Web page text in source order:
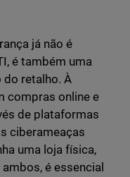
já não é
é também uma
retalho. À
compras online e
de plataformas
ciberameaças
uma loja física,
é essencial